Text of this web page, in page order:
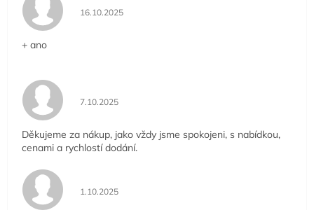
Hodnocení obchodu je 5 z 5 hvězdiček.
16.10.2025
+ ano
Hodnocení obchodu je 5 z 5 hvězdiček.
7.10.2025
Děkujeme za nákup, jako vždy jsme spokojeni, s nabídkou,
cenami a rychlostí dodání.
Hodnocení obchodu je 5 z 5 hvězdiček.
1.10.2025